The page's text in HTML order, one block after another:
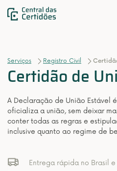
Serviços Registro Civil
Certidão de
A Declaração de União Estável
oficializa a união, sem deixar
conter todas as regras e
inclusive quanto ao regime de
Entrega rápida no Brasil